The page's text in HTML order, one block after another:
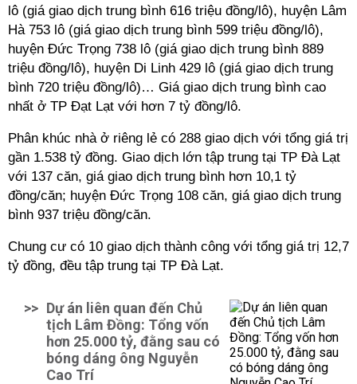
lô (giá giao dịch trung bình 616 triệu đồng/lô), huyện Lâm
Hà 753 lô (giá giao dịch trung bình 599 triệu đồng/lô),
huyện Đức Trọng 738 lô (giá giao dịch trung bình 889
triệu đồng/lô), huyện Di Linh 429 lô (giá giao dịch trung
bình 720 triệu đồng/lô)… Giá giao dịch trung bình cao
nhất ở TP Đạt Lạt với hơn 7 tỷ đồng/lô.
Phân khúc nhà ở riêng lẻ có 288 giao dịch với tổng giá trị
gần 1.538 tỷ đồng. Giao dịch lớn tập trung tại TP Đà Lạt
với 137 căn, giá giao dịch trung bình hơn 10,1 tỷ
đồng/căn; huyện Đức Trọng 108 căn, giá giao dịch trung
bình 937 triệu đồng/căn.
Chung cư có 10 giao dịch thành công với tổng giá trị 12,7
tỷ đồng, đều tập trung tại TP Đà Lạt.
>> Dự án liên quan đến Chủ
tịch Lâm Đồng: Tổng vốn
hơn 25.000 tỷ, đằng sau có
bóng dáng ông Nguyễn
Cao Trí